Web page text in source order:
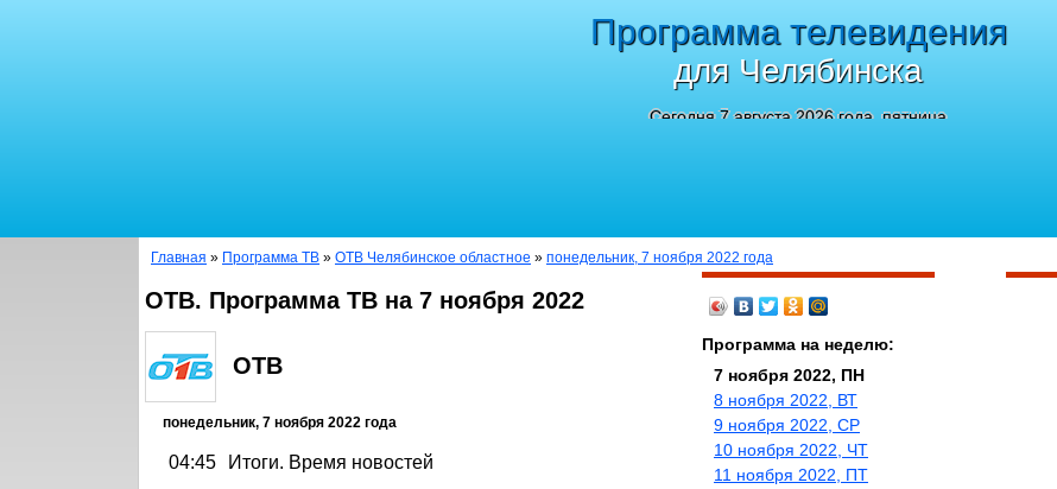
Программа телевидения
для Челябинска
Сегодня 7 августа 2026 года, пятница
Главная » Программа ТВ » ОТВ Челябинское областное » понедельник, 7 ноября 2022 года
ОТВ. Программа ТВ на 7 ноября 2022
ОТВ
понедельник, 7 ноября 2022 года
04:45
Итоги. Время новостей
Программа на неделю:
7 ноября 2022, ПН
8 ноября 2022, ВТ
9 ноября 2022, СР
10 ноября 2022, ЧТ
11 ноября 2022, ПТ